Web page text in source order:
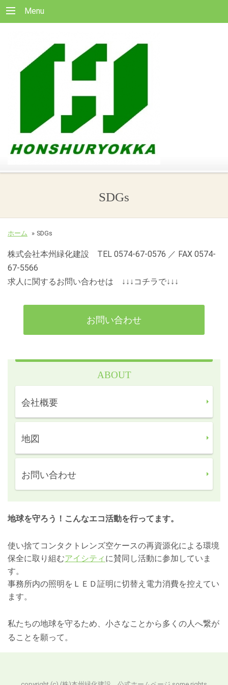
Menu
SDGs
ホーム » SDGs
株式会社本州緑化建設 TEL 0574-67-0576 ／ FAX 0574-
67-5566
求人に関するお問い合わせは ↓↓↓コチラで↓↓↓
お問い合わせ
ABOUT
会社概要
地図
お問い合わせ
地球を守ろう！こんなエコ活動を行ってます。
使い捨てコンタクトレンズ空ケースの再資源化による環境
保全に取り組むアイシティ に賛同し活動に参加していま
す。
事務所内の照明をＬＥＤ証明に切替え電力消費を控えてい
ます。
私たちの地球を守るため、小さなことから多くの人へ繋が
ることを願って。